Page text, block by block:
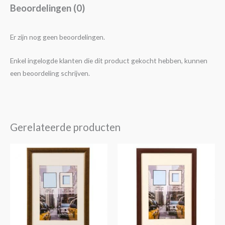
Beoordelingen (0)
Er zijn nog geen beoordelingen.
Enkel ingelogde klanten die dit product gekocht hebben, kunnen
een beoordeling schrijven.
Gerelateerde producten
Prijsklasse:
€4,25
€14,30
Dit
Prijsklasse:
€4,25
tot
€14,30
Dit